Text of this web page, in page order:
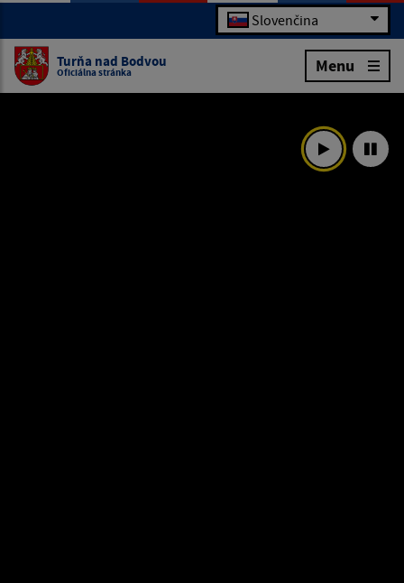
Slovenčina
Turňa nad Bodvou
Oficiálna stránka Menu